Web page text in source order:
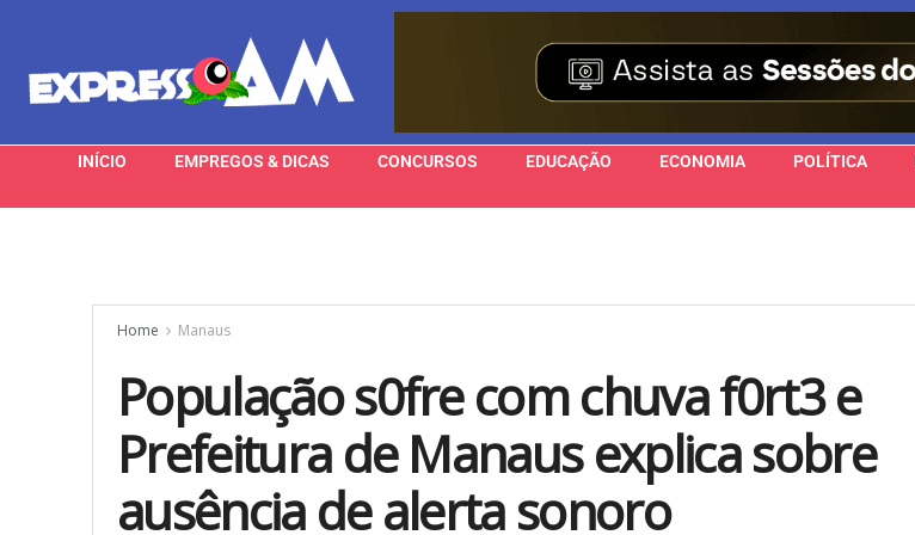
INÍCIO EMPREGOS & DICAS CONCURSOS EDUCAÇÃO ECONOMIA POLÍTICA
Home Manaus
População s0fre com chuva f0rt3 e
Prefeitura de Manaus explica sobre
ausência de alerta sonoro